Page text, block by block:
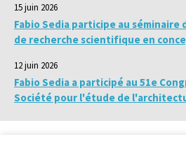
15 juin 2026
Fabio Sedia participe au séminaire
de recherche scientifique en
12 juin 2026
Fabio Sedia a participé au 51e
Société pour l'étude de